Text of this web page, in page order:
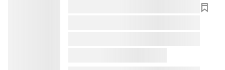
lorem ipsum dolor sit amet ...